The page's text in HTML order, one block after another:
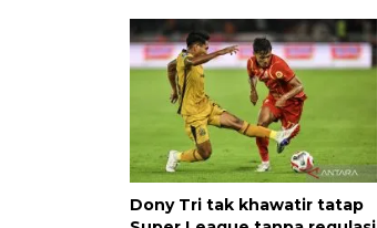
Dony Tri tak khawatir tatap